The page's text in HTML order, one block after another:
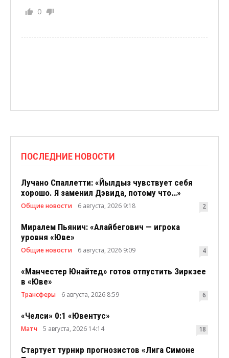
0
ПОСЛЕДНИЕ НОВОСТИ
Лучано Спаллетти: «Йылдыз чувствует себя
хорошо. Я заменил Дэвида, потому что…»
Общие новости 6 августа, 2026 9:18 2
Миралем Пьянич: «Алайбегович — игрока
уровня «Юве»
Общие новости 6 августа, 2026 9:09 4
«Манчестер Юнайтед» готов отпустить Зиркзее
в «Юве»
Трансферы 6 августа, 2026 8:59 6
«Челси» 0:1 «Ювентус»
Матч 5 августа, 2026 14:14 18
Стартует турнир прогнозистов «Лига Симоне